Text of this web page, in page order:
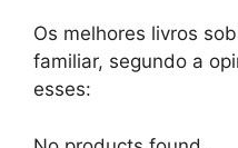
Os melhores livros
familiar, segundo a
esses: